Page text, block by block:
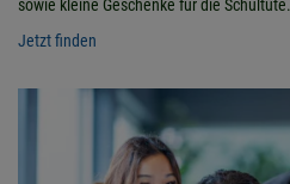
sowie kleine Geschenke für die Schultüte.
Jetzt finden